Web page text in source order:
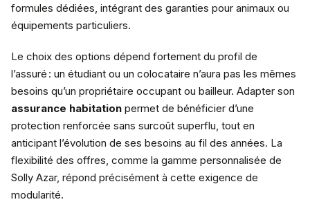
formules dédiées, intégrant des garanties pour animaux ou
équipements particuliers.
Le choix des options dépend fortement du profil de
l’assuré : un étudiant ou un colocataire n’aura pas les mêmes
besoins qu’un propriétaire occupant ou bailleur. Adapter son
assurance habitation permet de bénéficier d’une
protection renforcée sans surcoût superflu, tout en
anticipant l’évolution de ses besoins au fil des années. La
flexibilité des offres, comme la gamme personnalisée de
Solly Azar, répond précisément à cette exigence de
modularité.